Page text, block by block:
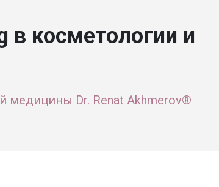
в косметологии и
медицины Dr. Renat Akhmerov®